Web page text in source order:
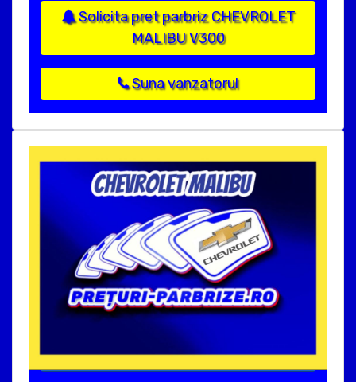
Solicita pret parbriz CHEVROLET
MALIBU V300
Suna vanzatorul